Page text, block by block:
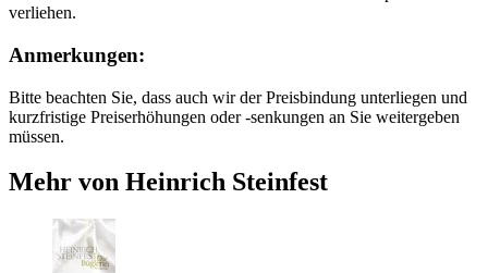
verliehen.
Anmerkungen:
Bitte beachten Sie, dass auch wir der Preisbindung unterliegen und
kurzfristige Preiserhöhungen oder -senkungen an Sie weitergeben
müssen.
Mehr von Heinrich Steinfest